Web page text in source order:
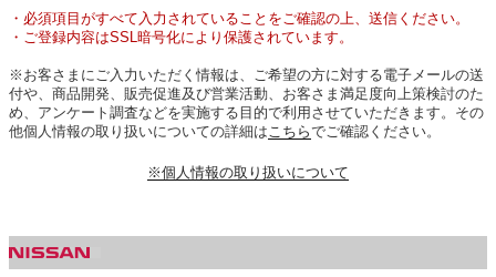
・必須項目がすべて入力されていることをご確認の上、送信ください。
・ご登録内容はSSL暗号化により保護されています。
※お客さまにご入力いただく情報は、ご希望の方に対する電子メールの送
付や、商品開発、販売促進及び営業活動、お客さま満足度向上策検討のた
め、アンケート調査などを実施する目的で利用させていただきます。その
他個人情報の取り扱いについての詳細は こちらでご確認ください。
※個人情報の取り扱いについて